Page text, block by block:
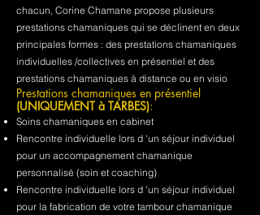
chacun, Corine Chamane propose plusieurs
prestations chamaniques qui se déclinent en deux
principales formes : des prestations chamaniques
individuelles /collectives en présentiel et des
prestations chamaniques à distance ou en visio
Prestations chamaniques en présentiel
(UNIQUEMENT à TARBES):
Soins chamaniques en cabinet
Rencontre individuelle lors d 'un séjour individuel
pour un accompagnement chamanique
personnalisé (soin et coaching)
Rencontre individuelle lors d 'un séjour individuel
pour la fabrication de votre tambour chamanique